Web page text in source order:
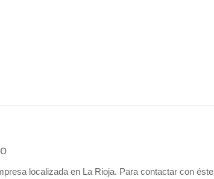
localizada en La Rioja. Para contactar con éste